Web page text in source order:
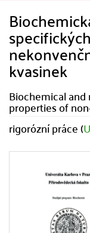
kvasinek
Biochemical
properties of
rigorózní práce (